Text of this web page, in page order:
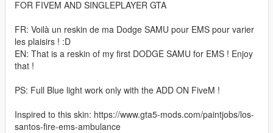
FOR FIVEM AND SINGLEPLAYER GTA
FR: Voilà un reskin de ma Dodge SAMU pour EMS pour varier
les plaisirs ! :D
EN: That is a reskin of my first DODGE SAMU for EMS ! Enjoy
that !
PS: Full Blue light work only with the ADD ON FiveM !
Inspired to this skin: https://www.gta5-mods.com/paintjobs/los-
santos-fire-ems-ambulance